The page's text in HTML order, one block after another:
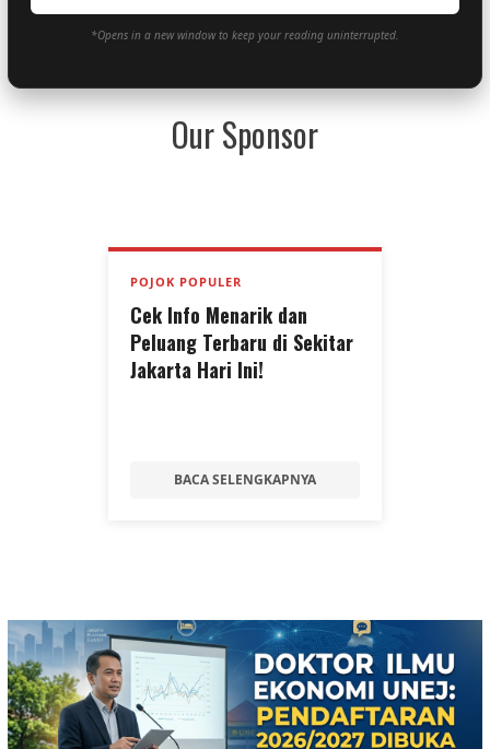
*Opens in a new window to keep your reading uninterrupted.
Our Sponsor
POJOK POPULER
Cek Info Menarik dan
Peluang Terbaru di Sekitar
Jakarta Hari Ini!
BACA SELENGKAPNYA